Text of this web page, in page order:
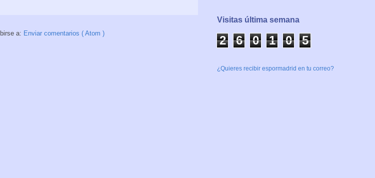
a: Enviar comentarios ( Atom )
Visitas última semana
2 6 0 1 0 6
¿Quieres recibir espormadrid en tu correo?